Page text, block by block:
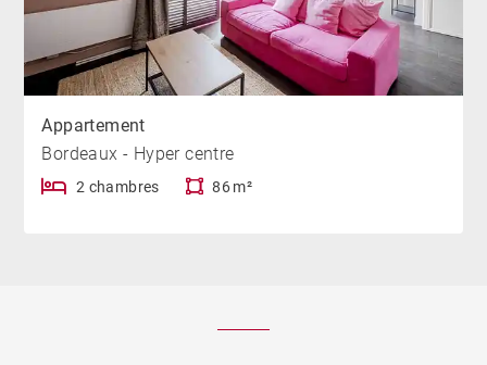
Appartement
Bordeaux - Hyper centre
2 chambres 86 m²